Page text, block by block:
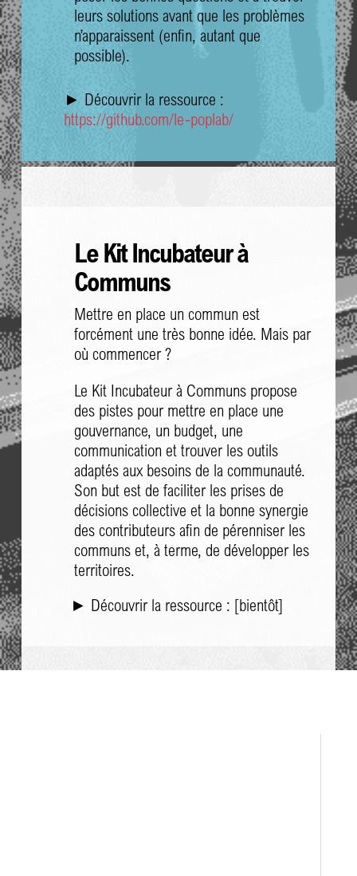
leurs solutions avant que les problèmes
n’apparaissent (enfin, autant que
possible).
► Découvrir la ressource : ​
https://github.com/le-poplab/
Le Kit Incubateur à
Communs
Mettre en place un commun est
forcément une très bonne idée. Mais par
où commencer ?
Le Kit Incubateur à Communs propose
des pistes pour mettre en place une
gouvernance, un budget, une
communication et trouver les outils
adaptés aux besoins de la communauté.
Son but est de faciliter les prises de
décisions collective et la bonne synergie
des contributeurs afin de pérenniser les
communs et, à terme, de développer les
territoires.
► Découvrir la ressource : [bientôt]